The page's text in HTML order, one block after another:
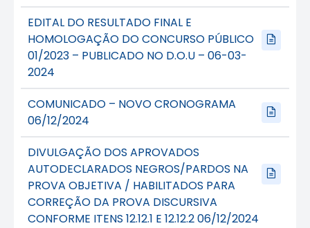
EDITAL DO RESULTADO FINAL E
HOMOLOGAÇÃO DO CONCURSO PÚBLICO
01/2023 – PUBLICADO NO D.O.U – 06-03-
2024
COMUNICADO – NOVO CRONOGRAMA
06/12/2024
DIVULGAÇÃO DOS APROVADOS
AUTODECLARADOS NEGROS/PARDOS NA
PROVA OBJETIVA / HABILITADOS PARA
CORREÇÃO DA PROVA DISCURSIVA
CONFORME ITENS 12.12.1 E 12.12.2 06/12/2024